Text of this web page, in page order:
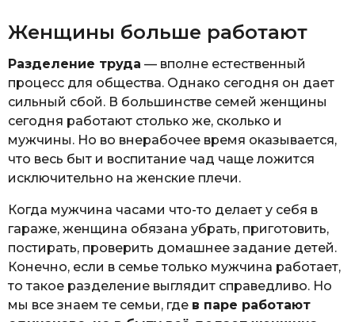
Женщины больше работают
Разделение труда — вполне естественный
процесс для общества. Однако сегодня он дает
сильный сбой. В большинстве семей женщины
сегодня работают столько же, сколько и
мужчины. Но во внерабочее время оказывается,
что весь быт и воспитание чад чаще ложится
исключительно на женские плечи.
Когда мужчина часами что-то делает у себя в
гараже, женщина обязана убрать, приготовить,
постирать, проверить домашнее задание детей.
Конечно, если в семье только мужчина работает,
то такое разделение выглядит справедливо. Но
мы все знаем те семьи, где в паре работают